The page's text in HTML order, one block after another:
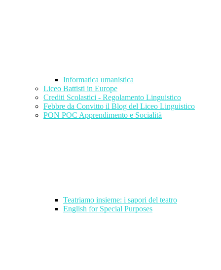
Informatica umanistica
Liceo Battisti in Europe
Crediti Scolastici - Regolamento Linguistico
Febbre da Convitto il Blog del Liceo Linguistico
PON POC Apprendimento e Socialità
Teatriamo insieme: i sapori del teatro
English for Special Purposes